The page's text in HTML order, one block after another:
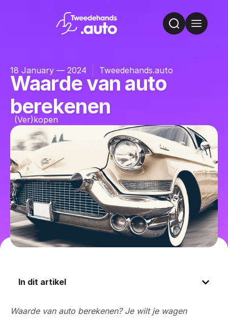
18 January — 2024 Tweedehands.auto
Waarde van auto
berekenen
(Ver)kopen
Waarde van auto berekenen? Je wilt je wagen
In dit artikel